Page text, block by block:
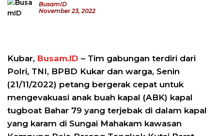
BusamID
November 23, 2022
Kubar, Busam.ID – Tim gabungan terdiri dari
Polri, TNI, BPBD Kukar dan warga, Senin
(21/11/2022) petang bergerak cepat untuk
mengevakuasi anak buah kapal (ABK) kapal
tugboat Bahar 79 yang terjebak di dalam kapal
yang karam di Sungai Mahakam kawasan